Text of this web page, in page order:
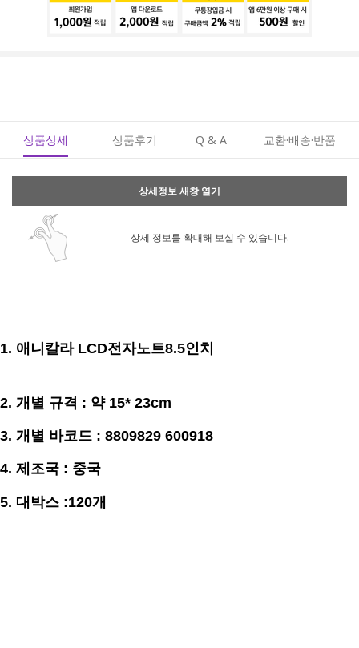
상품상세 상품후기 Q & A 교환·배송·반품
상세정보 새창 열기
상세 정보를 확대해 보실 수 있습니다.
1. 애니칼라 LCD전자노트8.5인치
2. 개별 규격 : 약 15* 23cm
3. 개별 바코드 : 8809829 600918
4. 제조국 : 중국
5. 대박스 :120개